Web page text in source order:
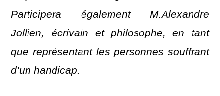
Participera également M.Alexandre
Jollien, écrivain et philosophe, en tant
que représentant les personnes souffrant
d’un handicap.